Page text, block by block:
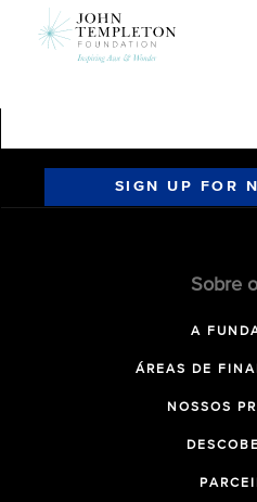
SIGN UP FOR
Sobre
A
ÁREAS DE
NOSSOS